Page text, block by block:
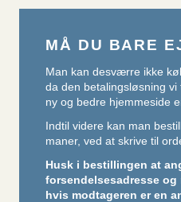
MÅ DU BARE
Man kan desværre ikke
da den betalingsløsning
ny og bedre hjemmeside
Indtil videre kan man
maner, ved at skrive til
Husk i bestillingen at
forsendelsesadresse og
hvis modtageren er en